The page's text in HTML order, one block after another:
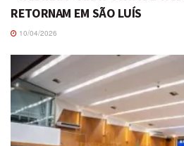
RETORNAM EM SÃO LUÍS
10/04/2026